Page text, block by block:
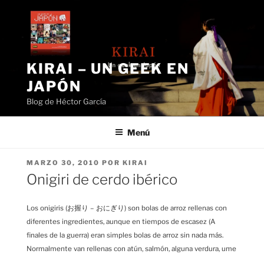
contenido
KIRAI – UN GEEK EN
JAPÓN
Blog de Héctor García
Menú
PUBLICADO
EL
MARZO 30, 2010 POR KIRAI
Onigiri de cerdo ibérico
Los onigiris (お握り – おにぎり) son bolas de arroz rellenas con
diferentes ingredientes, aunque en tiempos de escasez (A
finales de la guerra) eran simples bolas de arroz sin nada más.
Normalmente van rellenas con atún, salmón, alguna verdura, ume